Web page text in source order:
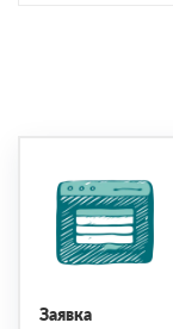
Заявка